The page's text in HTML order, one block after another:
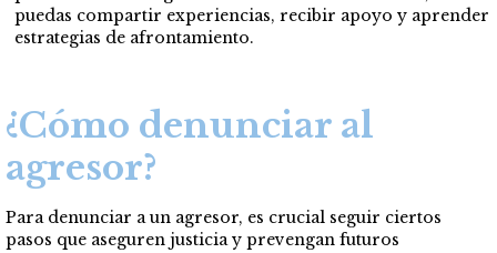
puedas compartir experiencias, recibir apoyo y aprender
estrategias de afrontamiento.
¿Cómo denunciar al
agresor?
Para denunciar a un agresor, es crucial seguir ciertos
pasos que aseguren justicia y prevengan futuros